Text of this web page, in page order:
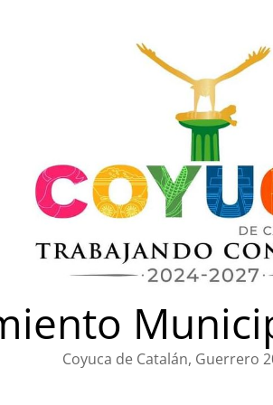
Coyuca de Catalán, Guerrero